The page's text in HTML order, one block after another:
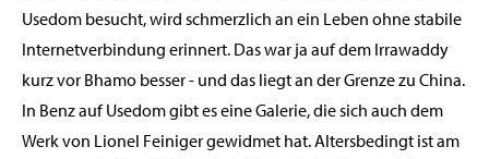
Usedom besucht, wird schmerzlich an ein Leben ohne stabile
Internetverbindung erinnert. Das war ja auf dem Irrawaddy
kurz vor Bhamo besser - und das liegt an der Grenze zu China.
In Benz auf Usedom gibt es eine Galerie, die sich auch dem
Werk von Lionel Feiniger gewidmet hat. Altersbedingt ist am